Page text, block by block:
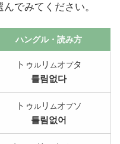
でみてください。
ハングル・読み方
トゥ ルリ ムオプタ
틀림없다
トゥ ルリ ムオプソ
틀림없어